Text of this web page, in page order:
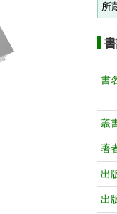
所
書
叢
著
出
出